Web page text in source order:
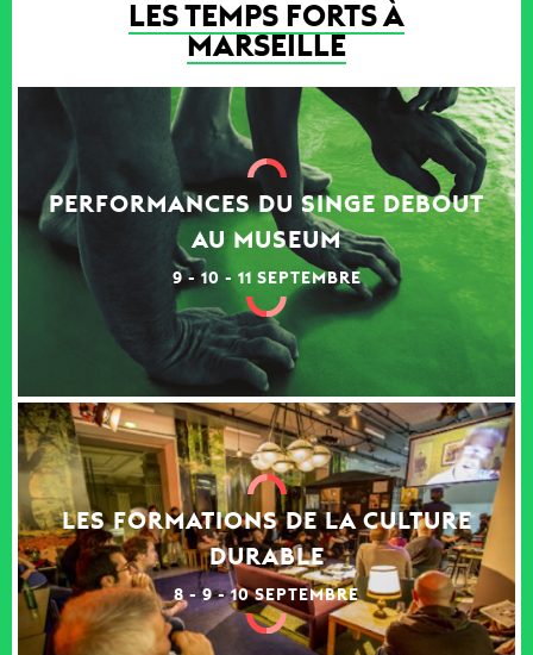
LES TEMPS FORTS À
MARSEILLE
PERFORMANCES DU SINGE DEBOUT
AU MUSEUM
9 - 10 - 11 SEPTEMBRE
LES FORMATIONS DE LA CULTURE
DURABLE
8 - 9 - 10 SEPTEMBRE